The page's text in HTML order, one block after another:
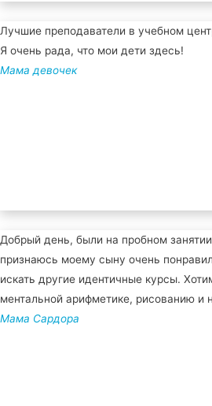
Лучшие преподаватели в учебном
Я очень рада, что мои дети здесь!
Мама девочек
Добрый день, были на пробном
признаюсь моему сыну очень
искать другие идентичные курсы.
ментальной арифметике, рисованию и
Мама Сардора